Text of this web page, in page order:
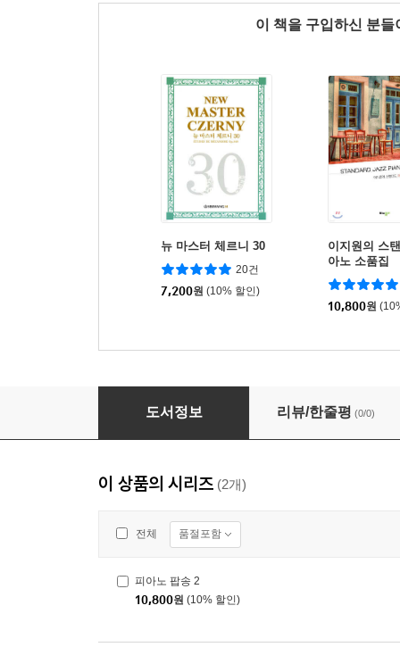
이 책을 구입하신 분
뉴 마스터 체르니 30
20건
7,200원 (10% 할인)
이지원의 스
아노 소품집
10,800원
피아노 팝송 2
도서정보 리뷰/한줄평 (0/0)
이 상품의 시리즈 (2개)
전체 품절포함
피아노 팝송 2
10,800원 (10% 할인)